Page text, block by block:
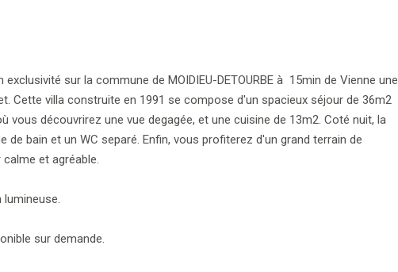
sur la commune de MOIDIEU-DETOURBE à 15min de Vienne une
Cette villa construite en 1991 se compose d'un spacieux séjour de 36m2
vous découvrirez une vue degagée, et une cuisine de 13m2. Coté nuit, la
bain et un WC separé. Enfin, vous profiterez d'un grand terrain de
et agréable.
sur demande.